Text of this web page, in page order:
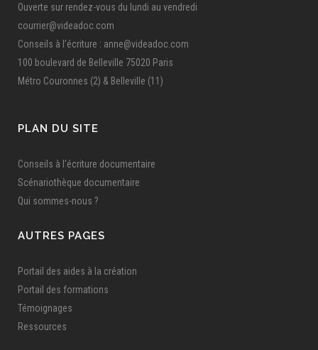
Ouverte sur rendez-vous du lundi au vendredi
courrier@videadoc.com
Conseils à l’écriture : anne@videadoc.com
100 boulevard de Belleville 75020 Paris
Métro Couronnes (2) & Belleville (11)
PLAN DU SITE
Conseils à l'écriture documentaire
Scénariothèque documentaire
Qui sommes-nous ?
AUTRES PAGES
Portail des aides à la création
Portail des formations
Témoignages
Ressources